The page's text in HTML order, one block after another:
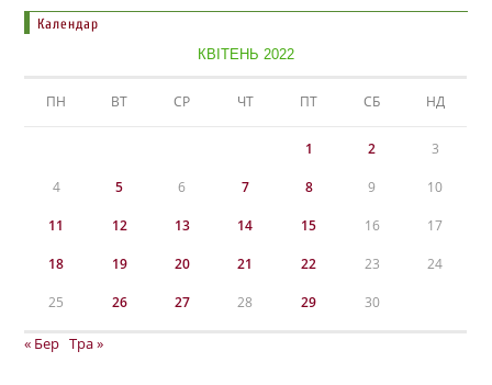
Календар
КВІТЕНЬ 2022
ПН ВТ СР ЧТ ПТ СБ НД
1 2 3
4 5 6 7 8 9 10
11 12 13 14 15 16 17
18 19 20 21 22 23 24
25 26 27 28 29 30
« Бер Тра »